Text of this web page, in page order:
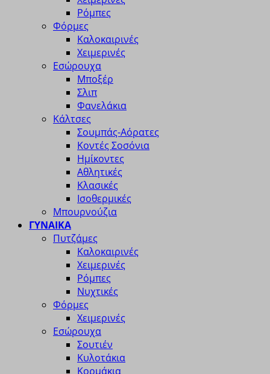
Ρόμπες
Φόρμες
Καλοκαιρινές
Χειμερινές
Εσώρουχα
Μποξέρ
Σλιπ
Φανελάκια
Κάλτσες
Σουμπάς-Αόρατες
Κοντές Σοσόνια
Ημίκοντες
Αθλητικές
Κλασικές
Ισοθερμικές
Μπουρνούζια
ΓΥΝΑΙΚΑ
Πυτζάμες
Καλοκαιρινές
Χειμερινές
Ρόμπες
Νυχτικές
Φόρμες
Χειμερινές
Εσώρουχα
Σουτιέν
Κυλοτάκια
Κορμάκια